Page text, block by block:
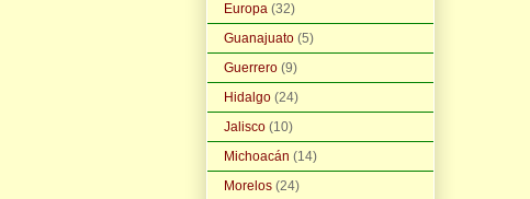
Europa (32)
Guanajuato (5)
Guerrero (9)
Hidalgo (24)
Jalisco (10)
Michoacán (14)
Morelos (24)